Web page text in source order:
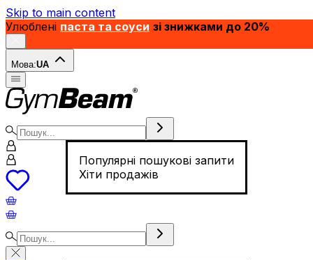
Skip to main content
Улюблені паста та соуси зі знижками до 20%
Мова:UA
Популярні пошукові запити
Хіти продажів